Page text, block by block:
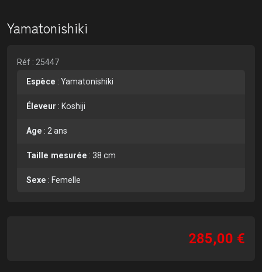
Yamatonishiki
Réf : 25447
Espèce : Yamatonishiki
Éleveur : Koshiji
Age : 2 ans
Taille mesurée : 38 cm
Sexe : Femelle
285,00 €